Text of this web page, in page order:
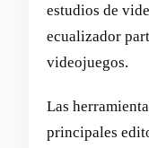
estudios de
ecualizador
videojuegos.
Las
principales